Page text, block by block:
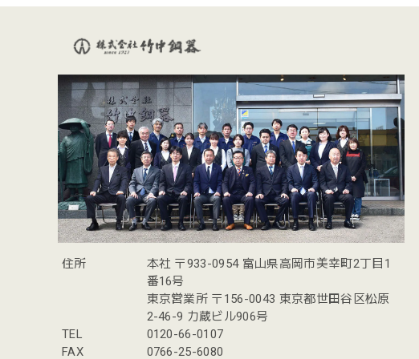
住所
本社 〒933-0954 富山県高岡市美幸町2丁目1
番16号
東京営業所 〒156-0043 東京都世田谷区松原
2-46-9 力蔵ビル906号
TEL
0120-66-0107
FAX
0766-25-6080